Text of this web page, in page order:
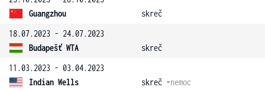
Guangzhou
skreč
18.07.2023 - 24.07.2023
Budapešť WTA
skreč
11.03.2023 - 03.04.2023
Indian Wells
skreč -nemoc